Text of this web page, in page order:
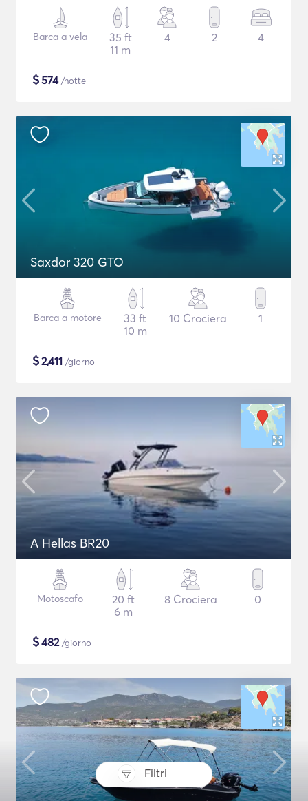
Filtri
Barca a vela
35 ft
11 m
4 2 4
$574/notte
Saxdor 320 GTO
Barca a motore
33 ft
10 m
10 Crociera 1
$2,411 /giorno
A Hellas BR20
Motoscafo
20 ft
6 m
8 Crociera 0
$482/giorno